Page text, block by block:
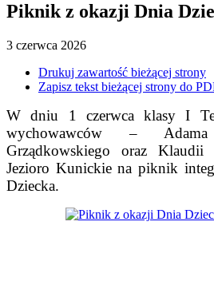
Piknik z okazji Dnia
3 czerwca 2026
Drukuj zawartość bieżącej strony
Zapisz tekst bieżącej strony do
W dniu 1 czerwca klasy I
wychowawców –
Grządkowskiego oraz
Jezioro Kunickie na piknik
Dziecka.